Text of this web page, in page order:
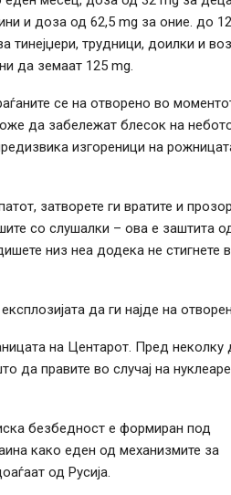
и доза од 62,5 mg за оние. до
тинејџери, трудници, доилки и
да земаат 125 mg.
се на отворено во
да забележат блесок на
изгореници на
затворете ги вратите и
со слушалки – ова е заштита
низ неа додека не стигнете
да ги најде на
на Центарот. Пред неколку
да правите во случај на
безбедност е формиран под
како еден од механизмите за
од Русија.